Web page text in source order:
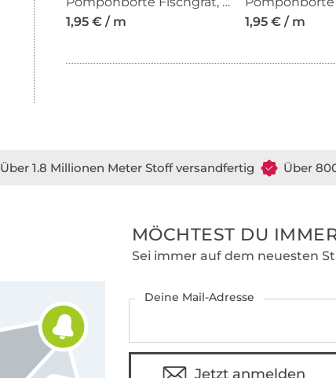
1,95 € / m
1,95 € / m
Über 1.8 Millionen Meter Stoff versandfertig Über
MÖCHTEST DU
Sei immer auf dem neuesten
Deine Mail-Adresse
Jetzt anmelden